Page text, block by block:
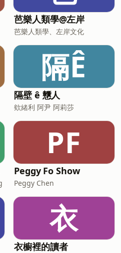
芭樂人類學@左岸
芭樂人類學、左岸文化
隔Ê
隔壁 ê 戇人
欸緒利 阿尹 阿莉莎
PF
Peggy Fo Show
Peggy Chen
衣
衣櫥裡的讀者